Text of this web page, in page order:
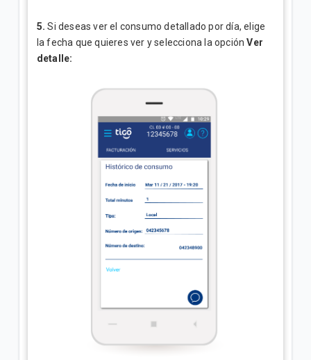
5. Si deseas ver el consumo detallado por día, elige
la fecha que quieres ver y selecciona la opciónVer
detalle: